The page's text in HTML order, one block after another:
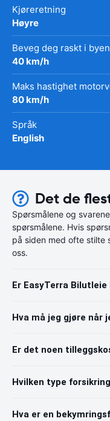
Kjøreretning
Høyre
Beveg deg raskt i byen
40 km/h
Maks hastighet
80 km/h
Språk
English
Det de
Spørsmålene og
spørsmålene. Hvis
på siden med ofte stilte
oss.
Er EasyTerra
Hva må jeg gjøre når
Er det noen
Hvilken type
Hva er en